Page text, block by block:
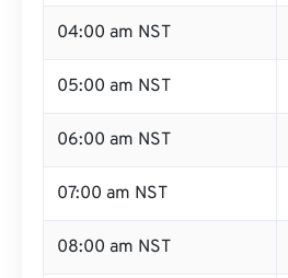
04:00 am NST
05:00 am NST
06:00 am NST
07:00 am NST
08:00 am NST